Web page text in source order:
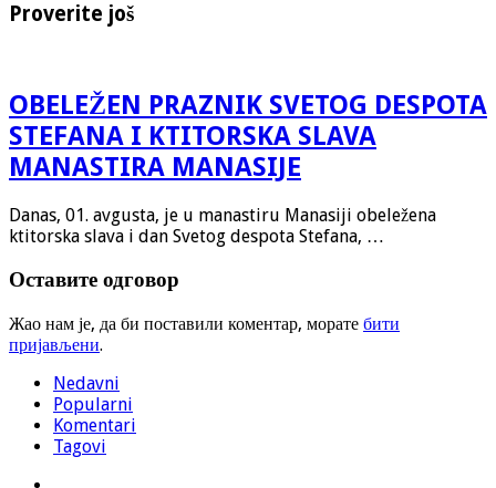
Proverite još
OBELEŽEN PRAZNIK SVETOG DESPOTA
STEFANA I KTITORSKA SLAVA
MANASTIRA MANASIJE
Danas, 01. avgusta, je u manastiru Manasiji obeležena
ktitorska slava i dan Svetog despota Stefana, …
Оставите одговор
Жао нам је, да би поставили коментар, морате бити
пријављени.
Nedavni
Popularni
Komentari
Tagovi